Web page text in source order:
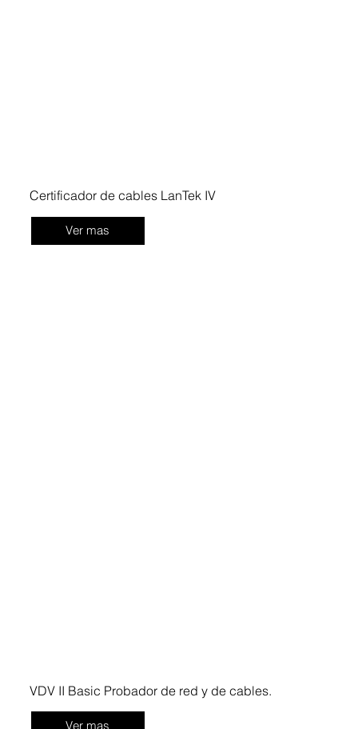
Certificador de cables LanTek IV
Ver mas
VDV II Basic Probador de red y de cables.
Ver mas